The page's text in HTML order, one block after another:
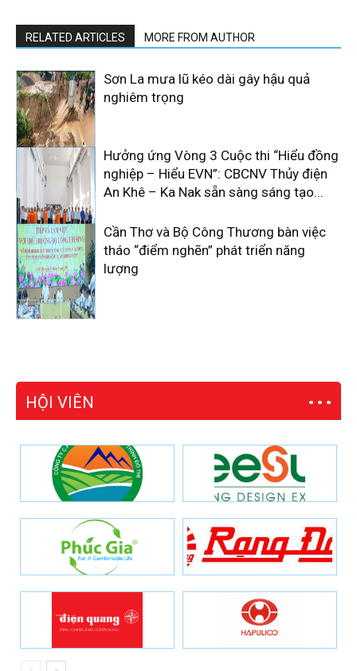
RELATED ARTICLES MORE FROM AUTHOR
Sơn La mưa lũ kéo dài gây hậu quả
nghiêm trọng
Hưởng ứng Vòng 3 Cuộc thi “Hiểu đồng
nghiệp – Hiểu EVN”: CBCNV Thủy điện
An Khê – Ka Nak sẵn sàng sáng tạo...
Cần Thơ và Bộ Công Thương bàn việc
tháo “điểm nghẽn” phát triển năng
lượng
HỘI VIÊN